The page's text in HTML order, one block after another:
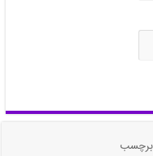
برچسب